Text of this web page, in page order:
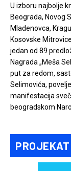
PROJEKAT
U izboru najbolje
Beograda, Novog
Mladenovca,
Kosovske
jedan od 89
Nagrada „Meša
put za redom,
Selimovića,
manifestacija
beogradskom